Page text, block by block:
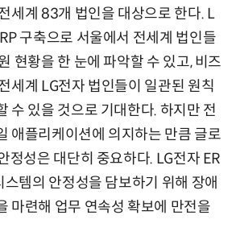
세계 83개 법인을 대상으로 한다. L
구축으로 서울에서 전세계 법인들
현황을 한 눈에 파악할 수 있고, 비즈
세계 LG전자 법인들이 일관된 원칙
수 있을 것으로 기대한다. 하지만 전
애플리케이션에 의지하는 만큼 글로
정성은 대단히 중요하다. LG전자 ER
스템의 안정성을 담보하기 위해 장애
마련해 업무 연속성 확보에 만전을